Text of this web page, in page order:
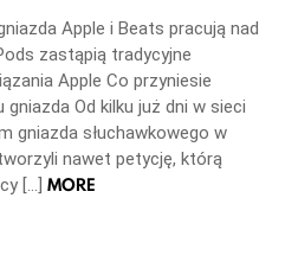
Apple i Beats pracują nad
zastąpią tradycyjne
Apple Co przyniesie
Od kilku już dni w sieci
gniazda słuchawkowego w
nawet petycję, którą
[…] MORE